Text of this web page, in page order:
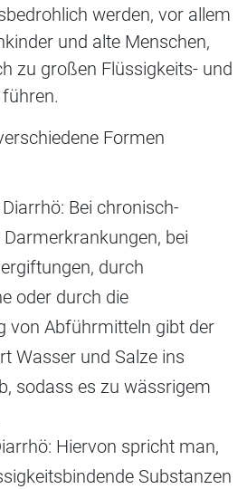
werden, vor allem
und alte Menschen,
zu großen Flüssigkeits- und
Formen
Bei chronisch-
bei
durch
oder durch die
von Abführmitteln gibt der
Wasser und Salze ins
sodass es zu wässrigem
Hiervon spricht man,
Substanzen